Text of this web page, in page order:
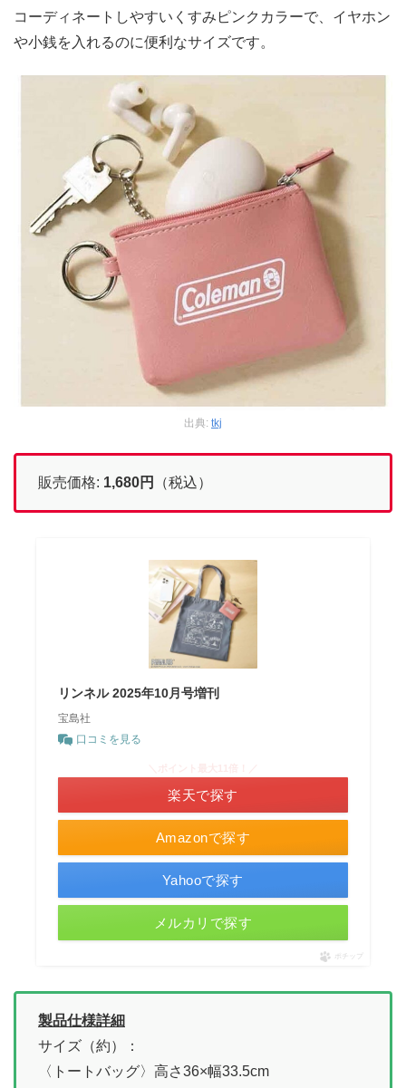
コーディネートしやすいくすみピンクカラーで、イヤホン
や小銭を入れるのに便利なサイズです。
出典: tkj
販売価格: 1,680円 （税込）
リンネル 2025年10月号増刊
宝島社
口コミを見る
Amazonで探す
楽天で探す
Yahooで探す
メルカリで探す
ポチップ
製品仕様詳細
サイズ（約）：
〈トートバッグ〉高さ36×幅33.5cm